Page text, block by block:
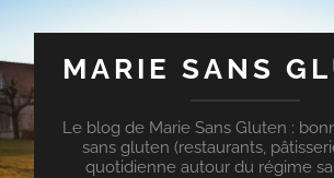
MARIE SANS
Le blog de Marie Sans Gluten :
sans gluten (restaurants,
quotidienne autour du régime